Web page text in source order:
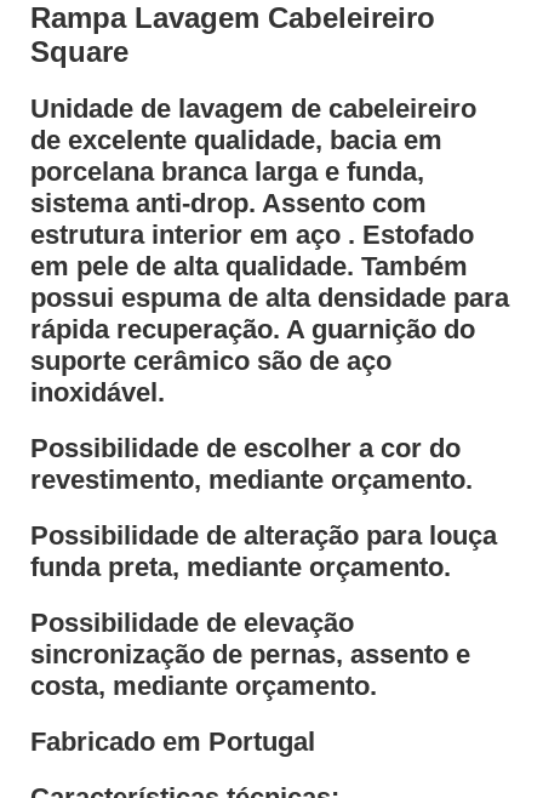
Rampa Lavagem Cabeleireiro
Square
Unidade de lavagem de cabeleireiro
de excelente qualidade, bacia em
porcelana branca larga e funda,
sistema anti-drop. Assento com
estrutura interior em aço . Estofado
em pele de alta qualidade. Também
possui espuma de alta densidade para
rápida recuperação. A guarnição do
suporte cerâmico são de aço
inoxidável.
Possibilidade de escolher a cor do
revestimento, mediante orçamento.
Possibilidade de alteração para louça
funda preta, mediante orçamento.
Possibilidade de elevação
sincronização de pernas, assento e
costa, mediante orçamento.
Fabricado em Portugal